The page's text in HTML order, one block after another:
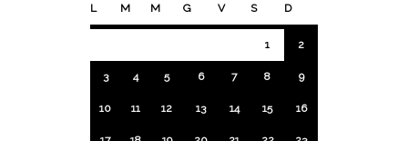
L M M G V S D
1 2
3 4 5 6 7 8 9
10 11 12 13 14 15 16